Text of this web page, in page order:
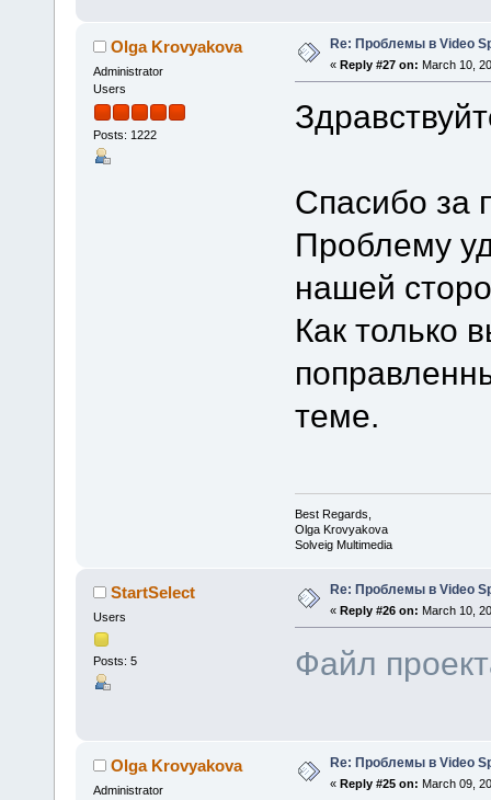
Olga Krovyakova
Administrator
Users
Posts: 1222
Re: Проблемы в Video
« Reply #27 on: March 10,
Спасибо за
Проблему
нашей
Как только
теме.
Best Regards,
Olga Krovyakova
Solveig Multimedia
StartSelect
Users
Posts: 5
Re: Проблемы в Video
« Reply #26 on: March 10,
Файл
Olga Krovyakova
Administrator
Re: Проблемы в Video
« Reply #25 on: March 09,